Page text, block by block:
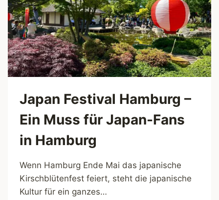
Japan Festival Hamburg –
Ein Muss für Japan-Fans
in Hamburg
Wenn Hamburg Ende Mai das japanische
Kirschblütenfest feiert, steht die japanische
Kultur für ein ganzes…